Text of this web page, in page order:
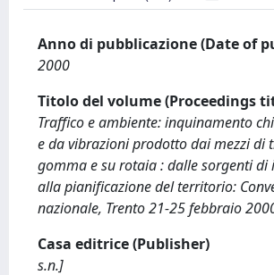
Anno di pubblicazione (Date of
2000
Titolo del volume (Proceedings
Traffico e ambiente: inquinamento
e da vibrazioni prodotto dai mezzi di
gomma e su rotaia : dalle sorgenti
alla pianificazione del territorio:
nazionale, Trento 21-25 febbraio
Casa editrice (Publisher)
s.n.]